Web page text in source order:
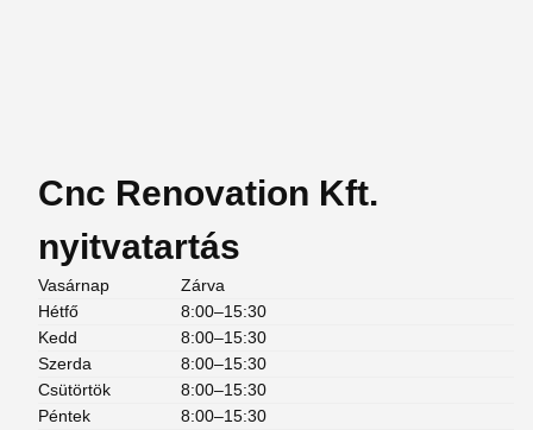
Cnc Renovation Kft.
nyitvatartás
Vasárnap
Zárva
Hétfő
8:00–15:30
Kedd
8:00–15:30
Szerda
8:00–15:30
Csütörtök
8:00–15:30
Péntek
8:00–15:30